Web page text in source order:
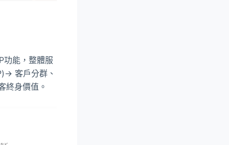
功能，整體服
客戶分群、
終身價值。